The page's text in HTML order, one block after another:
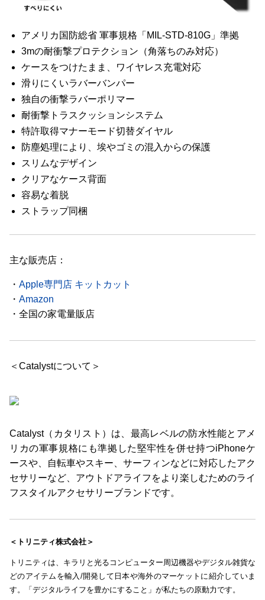
アメリカ国防総省 軍事規格「MIL-STD-810G」準拠
3mの耐衝撃プロテクション（角落ちのみ対応）
ケースをつけたまま、ワイヤレス充電対応
滑りにくいラバーバンパー
独自の衝撃ラバーポリマー
耐衝撃トラスクッションシステム
特許取得マナーモード切替ダイヤル
防塵処理により、埃やゴミの混入からの保護
スリムなデザイン
クリアなケース背面
容易な着脱
ストラップ同梱
主な販売店：
・ Apple専門店 キットカット
・ Amazon
・全国の家電量販店
＜Catalystについて＞
Catalyst（カタリスト）は、最高レベルの防水性能とアメ
リカの軍事規格にも準拠した堅牢性を併せ持つiPhoneケ
ースや、自転車やスキー、サーフィンなどに対応したアク
セサリーなど、アウトドアライフをより楽しむためのライ
フスタイルアクセサリーブランドです。
＜トリニティ株式会社＞
トリニティは、キラリと光るコンピューター周辺機器やデジタル雑貨な
どのアイテムを輸入/開発して日本や海外のマーケットに紹介していま
す。「デジタルライフを豊かにすること」が私たちの原動力です。